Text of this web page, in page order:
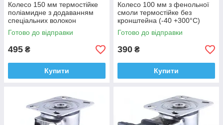
Колесо 150 мм термостійке
поліамидне з додаванням
спеціальних волокон
(-40+150°)
Готово до відправки
495 ₴
Купити
Колесо 100 мм з фенольної
смоли термостійке без
кронштейна (-40 +300°С)
Готово до відправки
390 ₴
Купити